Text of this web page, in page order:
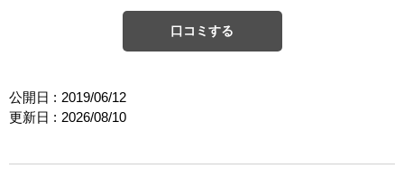
口コミする
公開日 : 2019/06/12
更新日 : 2026/08/10